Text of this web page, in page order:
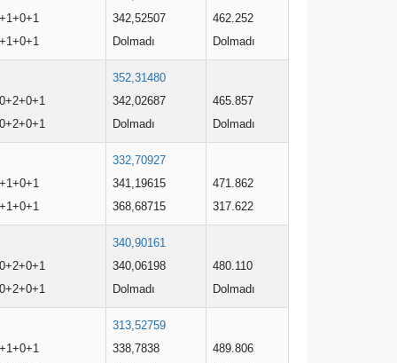
342,52507
Dolmadı
462.252
Dolmadı
352,31480
342,02687
Dolmadı
465.857
Dolmadı
332,70927
341,19615
368,68715
471.862
317.622
340,90161
340,06198
Dolmadı
480.110
Dolmadı
313,52759
338,7838
489.806